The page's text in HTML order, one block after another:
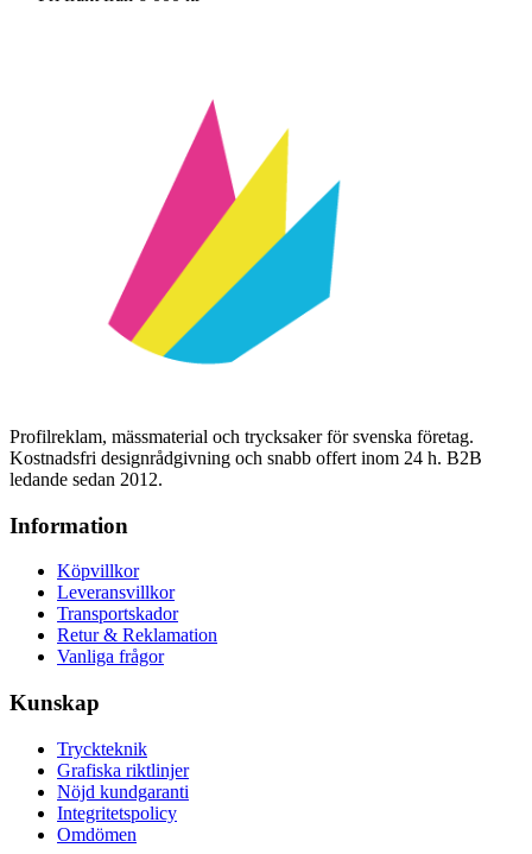
Profilreklam, mässmaterial och trycksaker för svenska företag.
Kostnadsfri designrådgivning och snabb offert inom 24 h. B2B
ledande sedan 2012.
Information
Köpvillkor
Leveransvillkor
Transportskador
Retur & Reklamation
Vanliga frågor
Kunskap
Tryckteknik
Grafiska riktlinjer
Nöjd kundgaranti
Integritetspolicy
Omdömen